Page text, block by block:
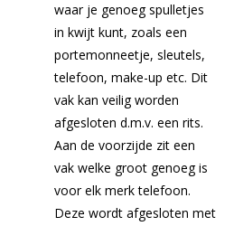
waar je genoeg spulletjes
in kwijt kunt, zoals een
portemonneetje, sleutels,
telefoon, make-up etc. Dit
vak kan veilig worden
afgesloten d.m.v. een rits.
Aan de voorzijde zit een
vak welke groot genoeg is
voor elk merk telefoon.
Deze wordt afgesloten met